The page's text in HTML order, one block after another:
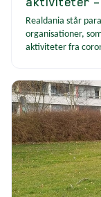
Realdania står
organisationer,
aktiviteter fra